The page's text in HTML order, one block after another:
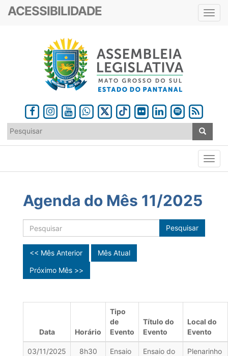
ACESSIBILIDADE
Agenda do Mês 11/2025
Pesquisar
<< Mês Anterior
Mês Atual
Próximo Mês >>
Data Horário
Tipo
de
Evento
Título do
Evento
Local do
Evento
03/11/2025
8h30
Ensaio
Ensaio do
Plenarinho